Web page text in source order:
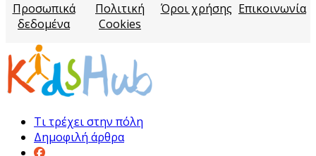
Προσωπικά
δεδομένα
Πολιτική
Cookies
Όροι χρήσης Επικοινωνία
Τι τρέχει στην πόλη
Δημοφιλή άρθρα